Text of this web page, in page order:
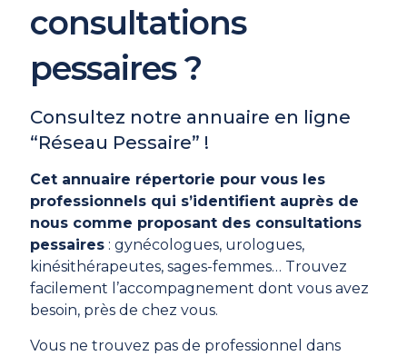
consultations
pessaires ?
Consultez notre annuaire en ligne
“Réseau Pessaire” !
Cet annuaire répertorie pour vous les
professionnels qui s’identifient auprès de
nous comme proposant des consultations
pessaires : gynécologues, urologues,
kinésithérapeutes, sages-femmes… Trouvez
facilement l’accompagnement dont vous avez
besoin, près de chez vous.
Vous ne trouvez pas de professionnel dans